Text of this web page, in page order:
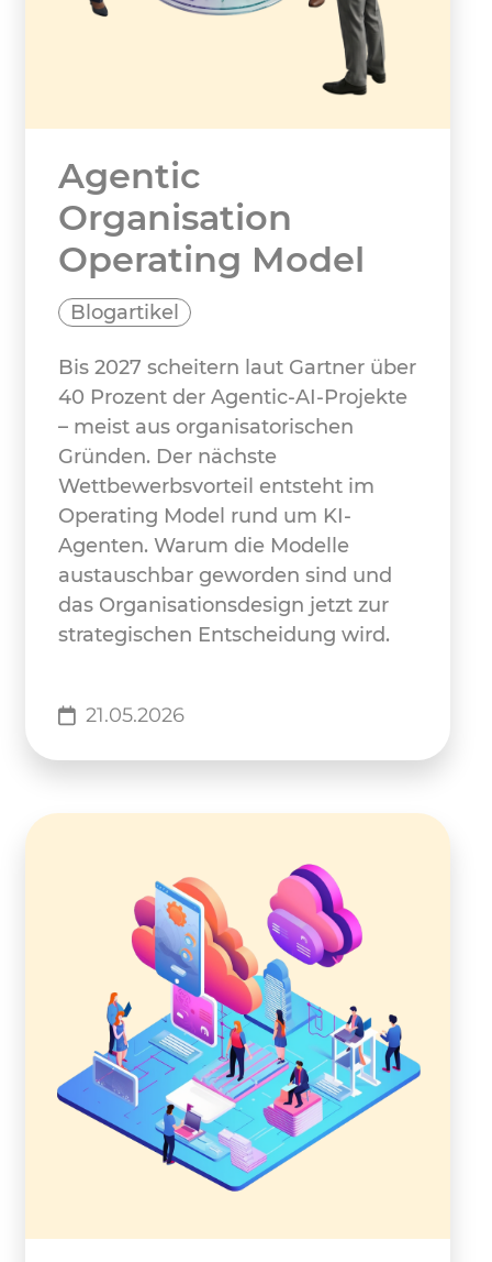
Agentic
Organisation
Operating Model
Blogartikel
Bis 2027 scheitern laut Gartner über
40 Prozent der Agentic-AI-Projekte
– meist aus organisatorischen
Gründen. Der nächste
Wettbewerbsvorteil entsteht im
Operating Model rund um KI-
Agenten. Warum die Modelle
austauschbar geworden sind und
das Organisationsdesign jetzt zur
strategischen Entscheidung wird.
21.05.2026